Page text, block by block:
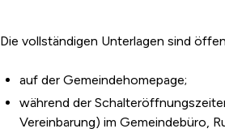
Die vollständigen Unterlagen sind
auf der Gemeindehomepage;
während der
Vereinbarung) im Gemeindebüro,